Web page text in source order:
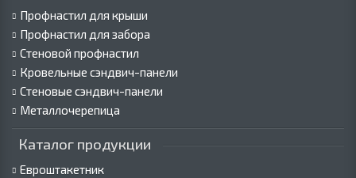
Профнастил для крыши
Профнастил для забора
Стеновой профнастил
Кровельные сэндвич-панели
Стеновые сэндвич-панели
Металлочерепица
Каталог продукции
Евроштакетник